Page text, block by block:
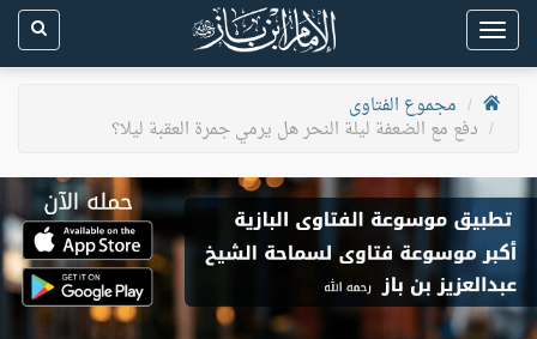
Toggle
navigation
مجموع الفتاوى
دفع مع الضعفة ليلة النحر هل يرمي جمرة العقبة ليلا؟